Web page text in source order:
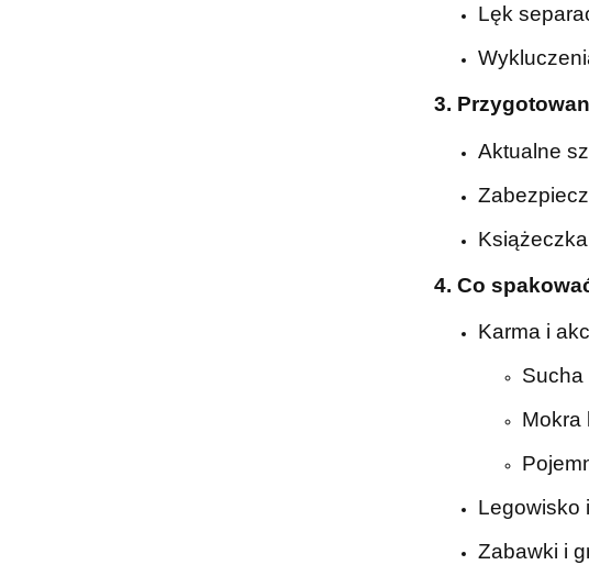
Lęk
3.
Aktualne
4. Co
Karma i
Sucha
Mokra
Legowisko
Zabawki i